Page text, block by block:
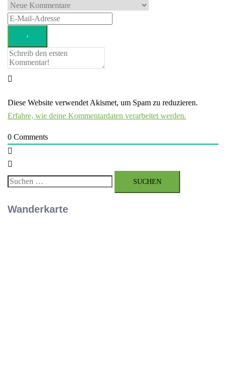
Diese Website verwendet Akismet, um Spam zu reduzieren.
Erfahre, wie deine Kommentardaten verarbeitet werden.
0 Comments
Suchen
Wanderkarte